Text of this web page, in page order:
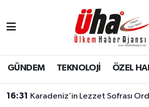
GÜNDEM TEKNOLOJİ ÖZEL
16:31 Karadeniz’in Lezzet Sofrası
İstanbul Nöbetçi Eczaneler
İstanbul Hava Durumu